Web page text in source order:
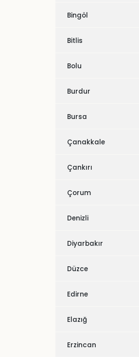
Bingöl
Bitlis
Bolu
Burdur
Bursa
Çanakkale
Çankırı
Çorum
Denizli
Diyarbakır
Düzce
Edirne
Elazığ
Erzincan